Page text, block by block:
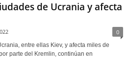
de Ucrania y afecta
0
entre ellas Kiev, y afecta miles de
parte del Kremlin, continúan en